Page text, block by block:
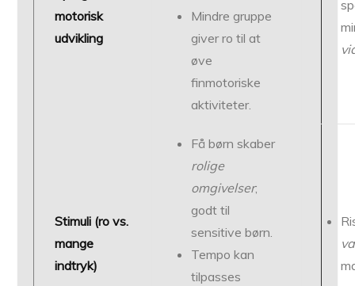
motorisk
udvikling
Mindre gruppe
giver ro til at
øve
finmotoriske
aktiviteter.
Stimuli (ro vs.
mange
indtryk)
Få børn skaber
rolige
omgivelser;
godt til
sensitive børn.
Tempo kan
tilpasses